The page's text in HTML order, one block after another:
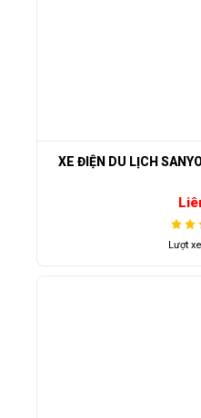
XE ĐIỆN DU LỊCH
Lượt